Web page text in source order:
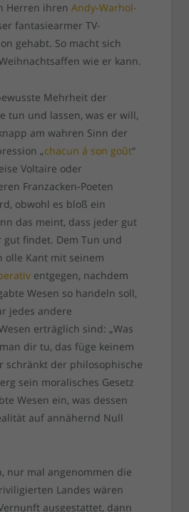
Herren ihren Andy-Warhol-
fantasiearmer TV-
gehabt. So macht sich
wie er kann.
Mehrheit der
tun und lassen, was er will,
am wahren Sinn der
„chacun á son goût“
Voltaire oder
Franzacken-Poeten
obwohl es bloß ein
das meint, dass jeder gut
gut findet. Dem Tun und
olle Kant mit seinem
entgegen, nachdem
Wesen so handeln soll,
jedes andere
erträglich sind: „Was
dir tu, das füge keinem
schränkt der philosophische
sein moralisches Gesetz
Wesen ein, was dessen
auf annähernd Null
nur mal angenommen die
Landes wären
ausgestattet, dann